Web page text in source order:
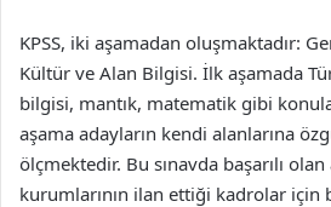
KPSS, iki aşamadan oluşmaktadır:
Kültür ve Alan Bilgisi. İlk aşamada
bilgisi, mantık, matematik gibi
aşama adayların kendi alanlarına
ölçmektedir. Bu sınavda başarılı
kurumlarının ilan ettiği kadrolar için